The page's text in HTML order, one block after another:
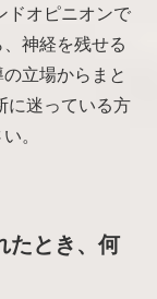
ドオピニオンで
神経を残せる
立場からまと
に迷っている方
。
たとき、何